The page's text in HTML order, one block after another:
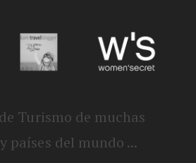
Turismo de muchas
países del mundo ...